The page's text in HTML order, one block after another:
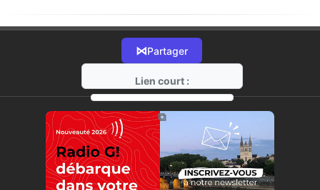
⋈Partager
Lien court :
https://radio-g.fr?14733
⧉